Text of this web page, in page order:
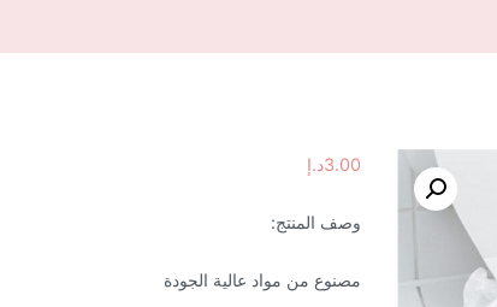
3.00د.إ
وصف المنتج:
مصنوع من مواد عالية الجودة